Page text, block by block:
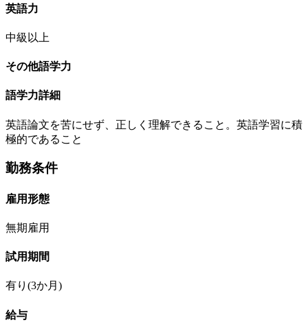
英語力
中級以上
その他語学力
語学力詳細
英語論文を苦にせず、正しく理解できること。英語学習に積
極的であること
勤務条件
雇用形態
無期雇用
試用期間
有り(3か月)
給与